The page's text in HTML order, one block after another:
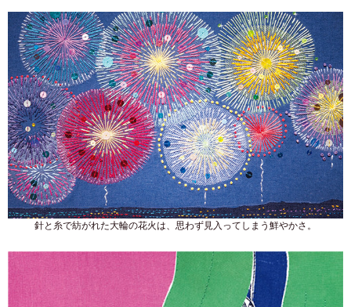
針と糸で紡がれた大輪の花火は、思わず見入ってしまう鮮やかさ。